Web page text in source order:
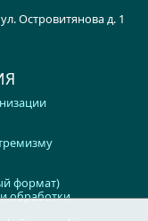
Островитянова д. 1
формат)
обработки